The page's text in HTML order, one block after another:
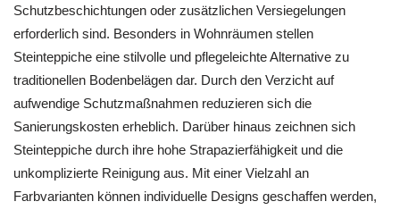
Schutzbeschichtungen oder zusätzlichen Versiegelungen
erforderlich sind. Besonders in Wohnräumen stellen
Steinteppiche eine stilvolle und pflegeleichte Alternative zu
traditionellen Bodenbelägen dar. Durch den Verzicht auf
aufwendige Schutzmaßnahmen reduzieren sich die
Sanierungskosten erheblich. Darüber hinaus zeichnen sich
Steinteppiche durch ihre hohe Strapazierfähigkeit und die
unkomplizierte Reinigung aus. Mit einer Vielzahl an
Farbvarianten können individuelle Designs geschaffen werden,